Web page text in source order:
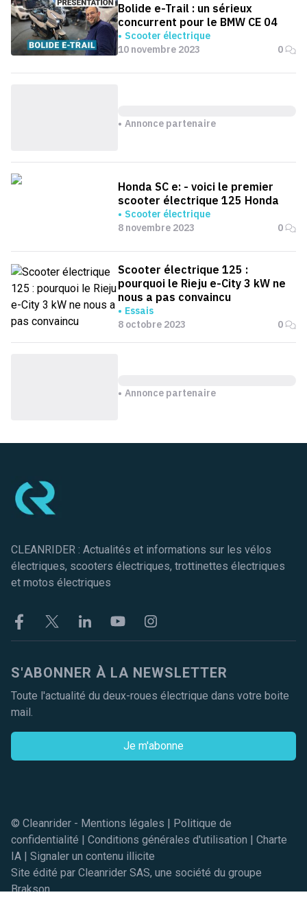
Bolide e-Trail : un sérieux
concurrent pour le BMW CE 04
Scooter électrique
10 novembre 2023
0
Annonce partenaire
Honda SC e: - voici le premier
scooter électrique 125 Honda
Scooter électrique
8 novembre 2023
0
Scooter électrique 125 :
pourquoi le Rieju e-City 3 kW ne
nous a pas convaincu
Essais
8 octobre 2023
0
Annonce partenaire
CLEANRIDER : Actualités et informations sur les vélos
électriques, scooters électriques, trottinettes électriques
et motos électriques
FacebookTwitter LinkekinYoutubeInstagram
S'ABONNER À LA NEWSLETTER
Toute l'actualité du deux-roues électrique dans votre boite
mail.
Je m'abonne
© Cleanrider - Mentions légales | Politique de
confidentialité | Conditions générales d'utilisation | Charte
IA | Signaler un contenu illicite
Site édité par Cleanrider SAS, une société du groupe
Brakson